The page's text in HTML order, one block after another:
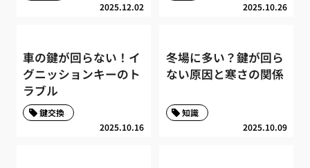
2025.12.02 2025.10.26
車の鍵が回らない！イ
グニッションキーのト
ラブル
2025.10.16
鍵交換
冬場に多い？鍵が回ら
ない原因と寒さの関係
2025.10.09
知識